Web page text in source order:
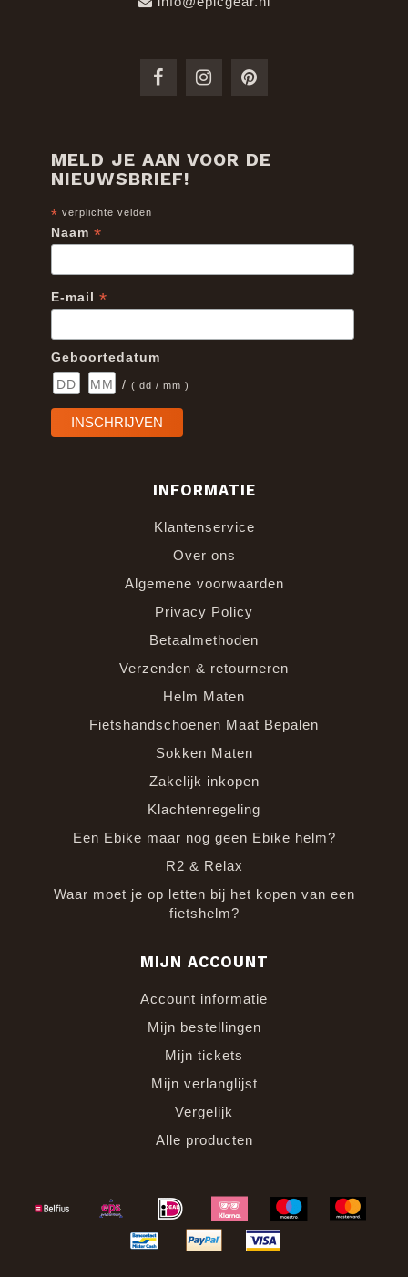
MELD JE AAN VOOR DE
NIEUWSBRIEF!
* verplichte velden
Naam *
E-mail *
Geboortedatum
/ ( dd / mm )
INFORMATIE
Klantenservice
Over ons
Algemene voorwaarden
Privacy Policy
Betaalmethoden
Verzenden & retourneren
Helm Maten
Fietshandschoenen Maat Bepalen
Sokken Maten
Zakelijk inkopen
Klachtenregeling
Een Ebike maar nog geen Ebike helm?
R2 & Relax
Waar moet je op letten bij het kopen van een
fietshelm?
MIJN ACCOUNT
Account informatie
Mijn bestellingen
Mijn tickets
Mijn verlanglijst
Vergelijk
Alle producten